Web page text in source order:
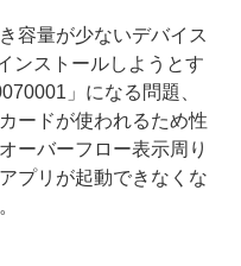
容量が少ないデバイス
ンストールしようとす
」になる問題、
ードが使われるため性
ーバーフロー表示周り
プリが起動できなくな